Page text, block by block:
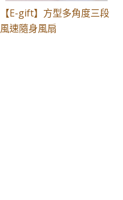
【E-gift】方型多角度三段
風速隨身風扇